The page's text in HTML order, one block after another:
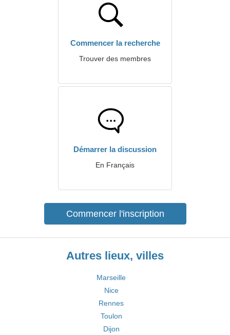
Commencer la recherche
Trouver des membres
Démarrer la discussion
En Français
Commencer l'inscription
Autres lieux, villes
Marseille
Nice
Rennes
Toulon
Dijon